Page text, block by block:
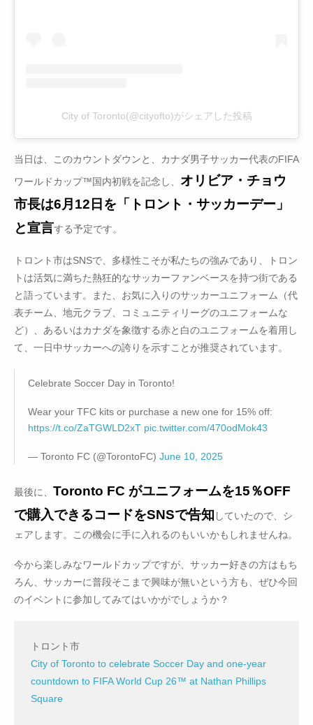
City of Toronto(@cityofto)がシェアした投稿
当日は、このカウントダウンと、カナダ男子サッカー代表のFIFA
ワールドカップ™国内初戦を記念し、 オリビア・チョウ
市長は6月12日を「トロント・サッカーデー」
と宣言する予定です。
トロント市はSNSで、多様性こそが私たちの強みであり、トロン
トは活気に満ちた熱狂的なサッカーファンベースを持つ街である
と語っています。また、お気に入りのサッカーユニフォーム（代
表チーム、地元クラブ、コミュニティリーグのユニフォームな
ど）、あるいはカナダを象徴する赤と白のユニフォームを着用し
て、一日中サッカーへの誇りを示すことが推奨されています。
Celebrate Soccer Day in Toronto!
Wear your TFC kits or purchase a new one for 15% off:
https://t.co/ZaTGWLD2xT pic.twitter.com/470odMok43
— Toronto FC (@TorontoFC) June 10, 2025
最後に、 Toronto FC がユニフォームを15％OFF
で購入できるコードをSNSで告知 していたので、シ
ェアします。この機会に手に入れるのもいいかもしれませんね。
今から楽しみなワールドカップですが、サッカー好きの方はもち
ろん、サッカーに普段そこまで興味が無いという方も、ぜひ今回
のイベントに参加してみてはいかがでしょうか？
トロント市
City of Toronto to celebrate Soccer Day and one-year
countdown to FIFA World Cup 26™ at Nathan Phillips
Square